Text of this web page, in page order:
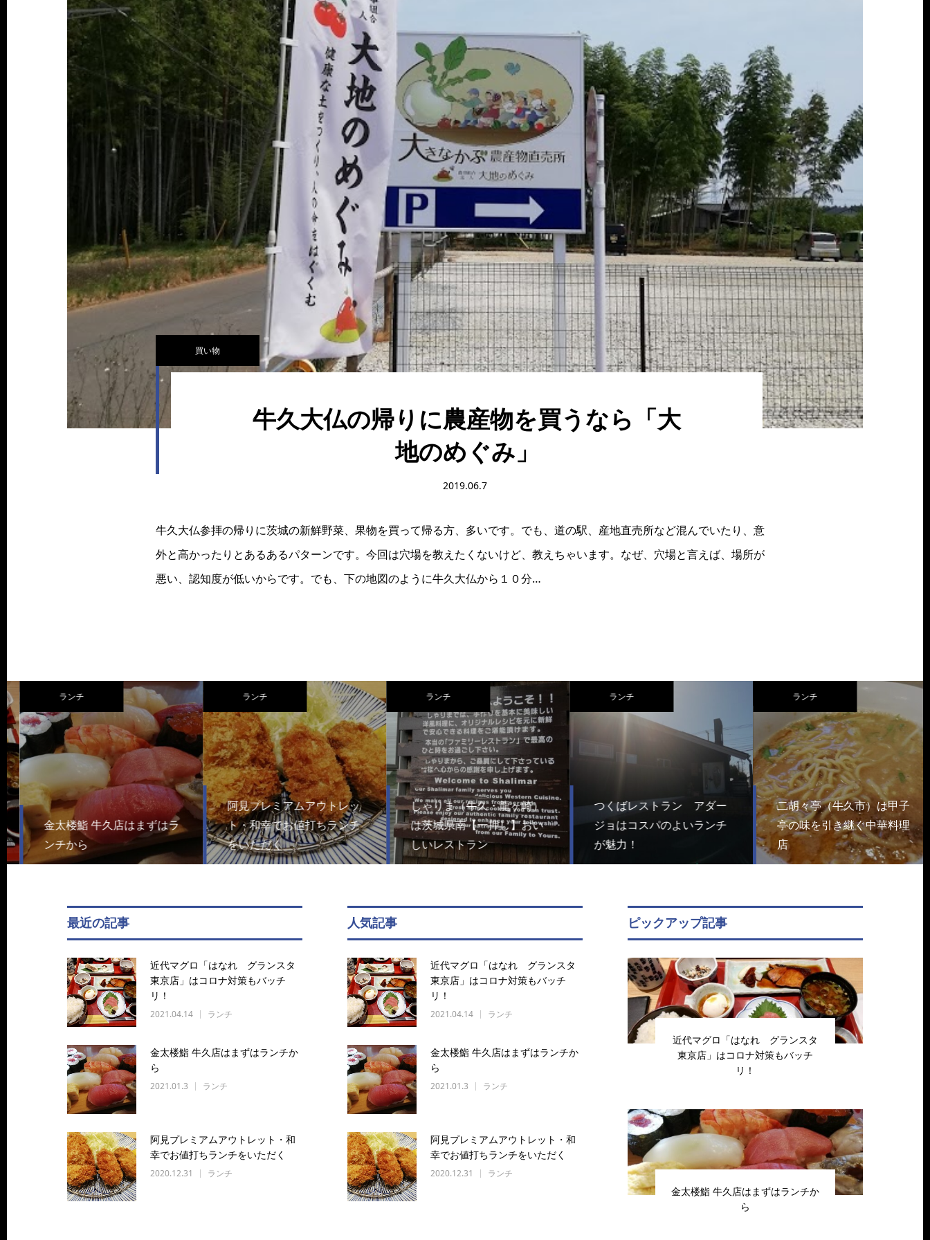
買い物
牛久大仏の帰りに農産物を買うなら「大
地のめぐみ」
2019.06.7
牛久大仏参拝の帰りに茨城の新鮮野菜、果物を買って帰る方、多いです。でも、道の駅、産地直売所など混んでいたり、意
外と高かったりとあるあるパターンです。今回は穴場を教えたくないけど、教えちゃいます。なぜ、穴場と言えば、場所が
悪い、認知度が低いからです。でも、下の地図のように牛久大仏から１０分…
ランチ
金太楼鮨 牛久店はまずはラ
ンチから
ランチ
阿見プレミアムアウトレッ
ト・和幸でお値打ちランチ
をいただく
ランチ
しゃりま（牛久・龍ヶ崎）
は茨城県南【一押し】おい
しいレストラン
ランチ
つくばレストラン アダー
ジョはコスパのよいランチ
が魅力！
ランチ
二胡々亭（牛久市）は甲子
亭の味を引き継ぐ中華料理
店
最近の記事
近代マグロ「はなれ グランスタ
東京店」はコロナ対策もバッチ
リ！
2021.04.14 ランチ
金太楼鮨 牛久店はまずはランチか
ら
2021.01.3 ランチ
阿見プレミアムアウトレット・和
幸でお値打ちランチをいただく
2020.12.31 ランチ
人気記事
近代マグロ「はなれ グランスタ
東京店」はコロナ対策もバッチ
リ！
2021.04.14 ランチ
金太楼鮨 牛久店はまずはランチか
ら
2021.01.3 ランチ
阿見プレミアムアウトレット・和
幸でお値打ちランチをいただく
2020.12.31 ランチ
ピックアップ記事
近代マグロ「はなれ グランスタ
東京店」はコロナ対策もバッチ
リ！
金太楼鮨 牛久店はまずはランチか
ら